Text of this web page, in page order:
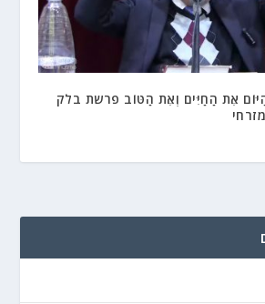
אֶת הַחַיִּים וְאֶת הַטּוֹב פרשת בלק